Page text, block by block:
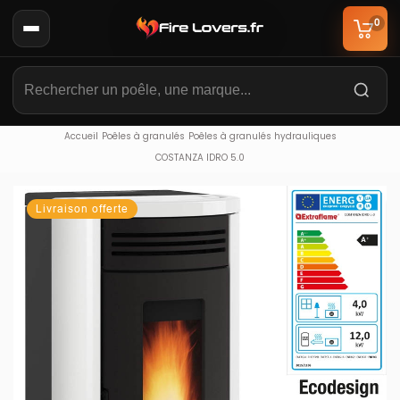
0
Accueil Poêles à granulés Poêles à granulés hydrauliques
COSTANZA IDRO 5.0
Livraison offerte